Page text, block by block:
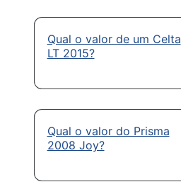
Qual o valor de um Celta
LT 2015?
Qual o valor do Prisma
2008 Joy?